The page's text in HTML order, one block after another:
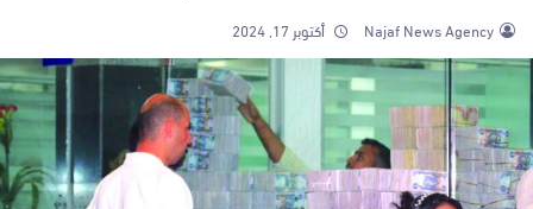
Najaf News Agency أكتوبر 17, 2024